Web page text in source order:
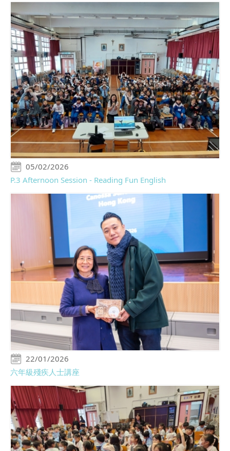
05/02/2026
P.3 Afternoon Session - Reading Fun English
22/01/2026
六年級殘疾人士講座